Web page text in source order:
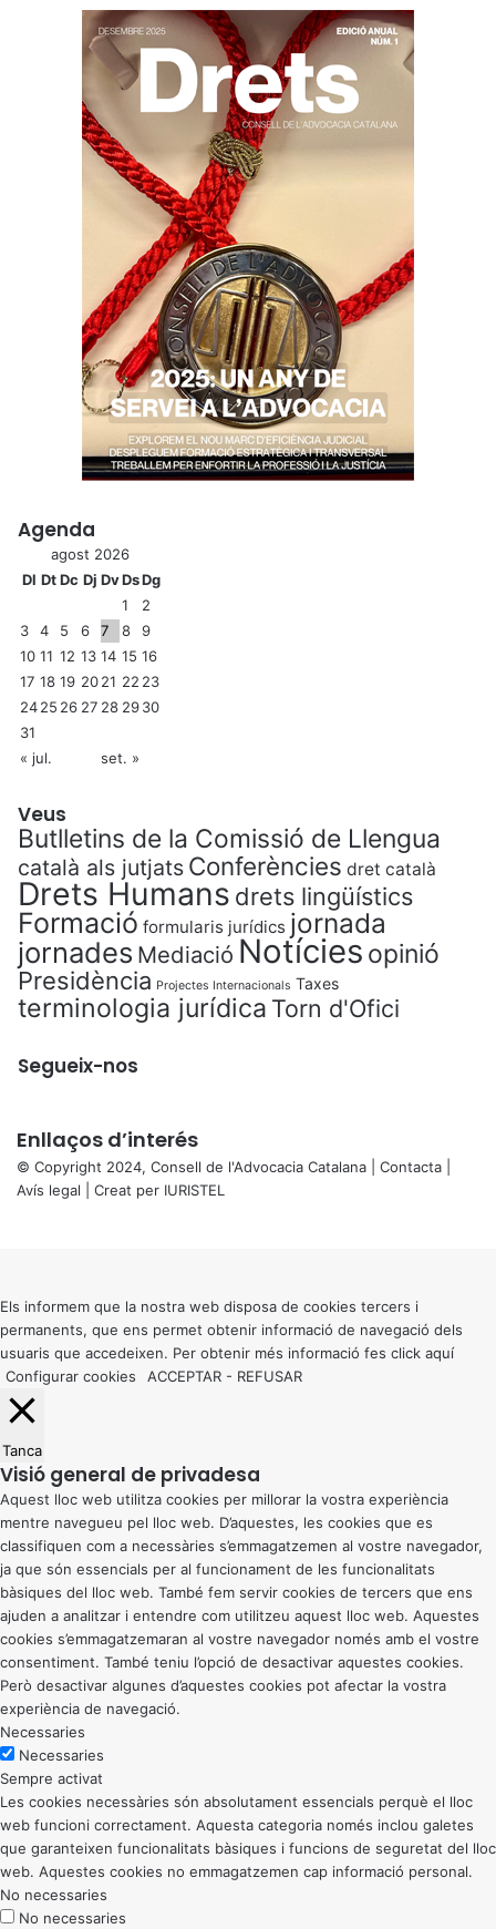
Agenda
agost 2026
Dl DtDc Dj DvDsDg
1
2
3
4 5 6 7 8
9
10 11 12 13 14 15 16
17 18 19 2021 22 23
2425 26 27 28 2930
31
« jul.
set. »
Veus
Butlletins de la Comissió de Llengua
català als jutjats Conferències dret català
Drets Humans drets lingüístics
Formació formularis jurídics jornada
jornades Mediació Notícies opinió
Presidència Projectes Internacionals Taxes
terminologia jurídica Torn d'Ofici
Segueix-nos
Enllaços d’interés
© Copyright 2024, Consell de l'Advocacia Catalana | Contacta
Avís legal | Creat per IURISTEL
button
Els informem que la nostra web disposa de cookies tercers i
permanents, que ens permet obtenir informació de navegació dels
usuaris que accedeixen. Per obtenir més informació fes click aquí
Configurar cookies
ACCEPTAR - REFUSAR
Tanca
Visió general de privadesa
Aquest lloc web utilitza cookies per millorar la vostra experiència
mentre navegueu pel lloc web. D’aquestes, les cookies que es
classifiquen com a necessàries s’emmagatzemen al vostre navegador,
ja que són essencials per al funcionament de les funcionalitats
bàsiques del lloc web. També fem servir cookies de tercers que ens
ajuden a analitzar i entendre com utilitzeu aquest lloc web. Aquestes
cookies s’emmagatzemaran al vostre navegador només amb el vostre
consentiment. També teniu l’opció de desactivar aquestes cookies.
Però desactivar algunes d’aquestes cookies pot afectar la vostra
experiència de navegació.
Necessaries
Necessaries
Sempre activat
Les cookies necessàries són absolutament essencials perquè el lloc
web funcioni correctament. Aquesta categoria només inclou galetes
que garanteixen funcionalitats bàsiques i funcions de seguretat del lloc
web. Aquestes cookies no emmagatzemen cap informació personal.
No necessaries
No necessaries